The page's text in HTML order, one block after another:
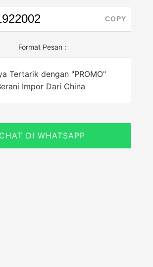
COPY
Format Pesan :
Tertarik dengan "PROMO"
Impor Dari China
CHAT DI WHATSAPP